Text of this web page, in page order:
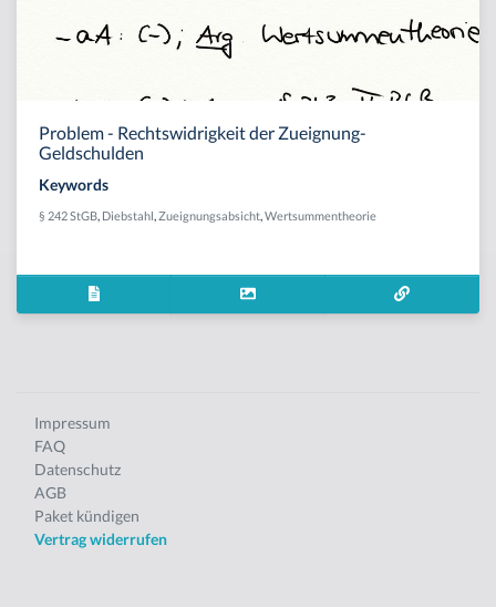
Problem - Rechtswidrigkeit der Zueignung-
Geldschulden
Keywords
§ 242 StGB Diebstahl Zueignungsabsicht Wertsummentheorie
Impressum
FAQ
Datenschutz
AGB
Paket kündigen
Vertrag widerrufen